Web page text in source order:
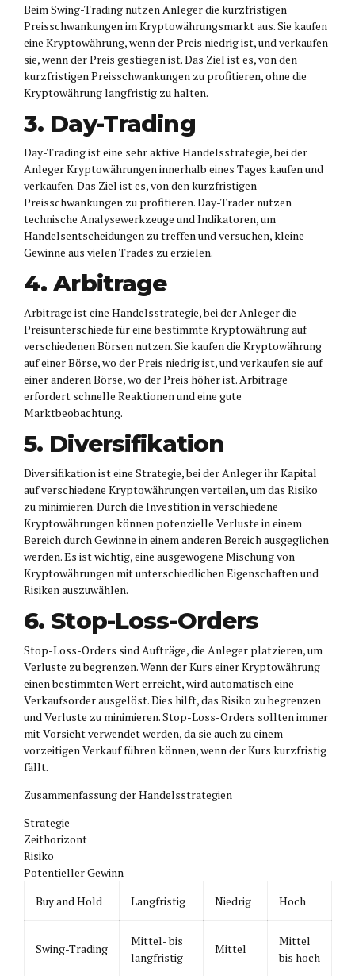
Beim Swing-Trading nutzen Anleger die kurzfristigen
Preisschwankungen im Kryptowährungsmarkt aus. Sie kaufen
eine Kryptowährung, wenn der Preis niedrig ist, und verkaufen
sie, wenn der Preis gestiegen ist. Das Ziel ist es, von den
kurzfristigen Preisschwankungen zu profitieren, ohne die
Kryptowährung langfristig zu halten.
3. Day-Trading
Day-Trading ist eine sehr aktive Handelsstrategie, bei der
Anleger Kryptowährungen innerhalb eines Tages kaufen und
verkaufen. Das Ziel ist es, von den kurzfristigen
Preisschwankungen zu profitieren. Day-Trader nutzen
technische Analysewerkzeuge und Indikatoren, um
Handelsentscheidungen zu treffen und versuchen, kleine
Gewinne aus vielen Trades zu erzielen.
4. Arbitrage
Arbitrage ist eine Handelsstrategie, bei der Anleger die
Preisunterschiede für eine bestimmte Kryptowährung auf
verschiedenen Börsen nutzen. Sie kaufen die Kryptowährung
auf einer Börse, wo der Preis niedrig ist, und verkaufen sie auf
einer anderen Börse, wo der Preis höher ist. Arbitrage
erfordert schnelle Reaktionen und eine gute
Marktbeobachtung.
5. Diversifikation
Diversifikation ist eine Strategie, bei der Anleger ihr Kapital
auf verschiedene Kryptowährungen verteilen, um das Risiko
zu minimieren. Durch die Investition in verschiedene
Kryptowährungen können potenzielle Verluste in einem
Bereich durch Gewinne in einem anderen Bereich ausgeglichen
werden. Es ist wichtig, eine ausgewogene Mischung von
Kryptowährungen mit unterschiedlichen Eigenschaften und
Risiken auszuwählen.
6. Stop-Loss-Orders
Stop-Loss-Orders sind Aufträge, die Anleger platzieren, um
Verluste zu begrenzen. Wenn der Kurs einer Kryptowährung
einen bestimmten Wert erreicht, wird automatisch eine
Verkaufsorder ausgelöst. Dies hilft, das Risiko zu begrenzen
und Verluste zu minimieren. Stop-Loss-Orders sollten immer
mit Vorsicht verwendet werden, da sie auch zu einem
vorzeitigen Verkauf führen können, wenn der Kurs kurzfristig
fällt.
Zusammenfassung der Handelsstrategien
Strategie
Zeithorizont
Risiko
Potentieller Gewinn
Buy and Hold
Langfristig Niedrig Hoch
Swing-Trading
Mittel- bis
langfristig
Mittel
Mittel
bis hoch